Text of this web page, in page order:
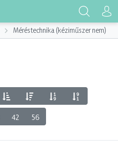
Méréstechnika (kéziműszer nem)
42 56